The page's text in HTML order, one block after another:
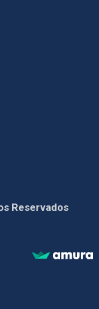
Reservados